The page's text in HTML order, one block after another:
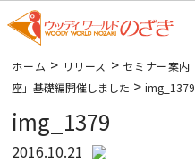
ホーム > リリース > セミナー案内
座」基礎編開催しました >img_1379
img_1379
2016.10.21